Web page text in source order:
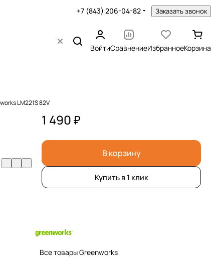
+7 (843) 206-04-82 Заказать звонок
ВойтиСравнениеИзбранноеКорзина
LM221S 82V
1 490 ₽
В корзину
Купить в 1 клик
Все товары Greenworks